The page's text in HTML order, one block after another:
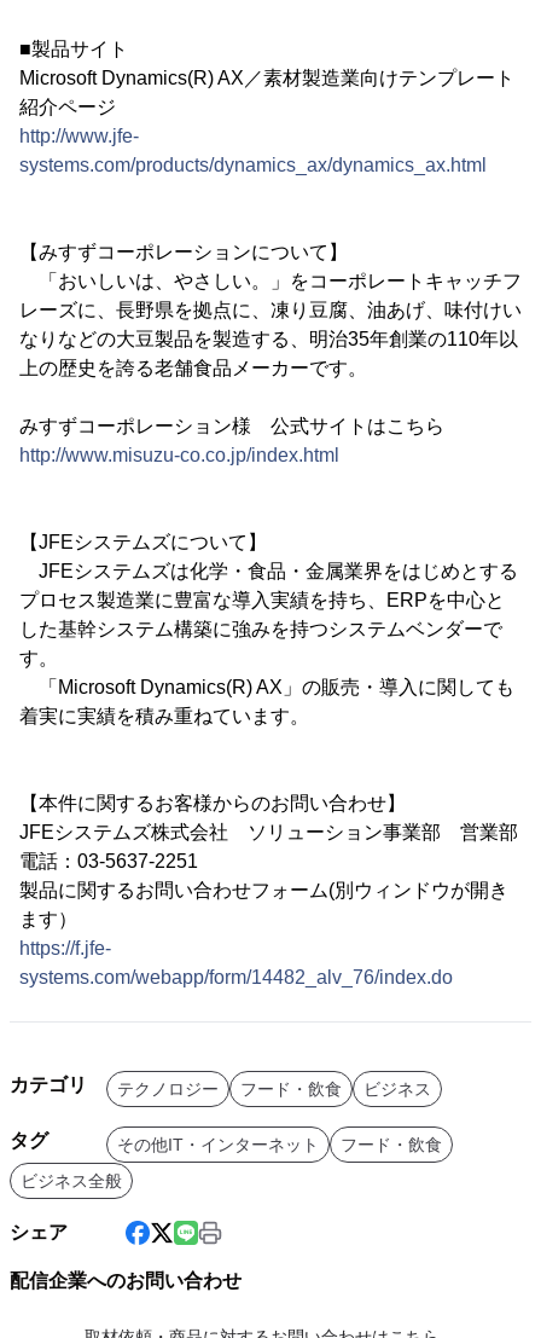
■製品サイト
Microsoft Dynamics(R) AX／素材製造業向けテンプレート
紹介ページ
http://www.jfe-
systems.com/products/dynamics_ax/dynamics_ax.html
【みすずコーポレーションについて】
「おいしいは、やさしい。」をコーポレートキャッチフ
レーズに、長野県を拠点に、凍り豆腐、油あげ、味付けい
なりなどの大豆製品を製造する、明治35年創業の110年以
上の歴史を誇る老舗食品メーカーです。
みすずコーポレーション様 公式サイトはこちら
http://www.misuzu-co.co.jp/index.html
【JFEシステムズについて】
JFEシステムズは化学・食品・金属業界をはじめとする
プロセス製造業に豊富な導入実績を持ち、ERPを中心と
した基幹システム構築に強みを持つシステムベンダーで
す。
「Microsoft Dynamics(R) AX」の販売・導入に関しても
着実に実績を積み重ねています。
【本件に関するお客様からのお問い合わせ】
JFEシステムズ株式会社 ソリューション事業部 営業部
電話：03-5637-2251
製品に関するお問い合わせフォーム(別ウィンドウが開き
ます）
https://f.jfe-
systems.com/webapp/form/14482_alv_76/index.do
カテゴリ テクノロジー フード・飲食 ビジネス
タグ その他IT・インターネット
フード・飲食
ビジネス全般
シェア
配信企業へのお問い合わせ